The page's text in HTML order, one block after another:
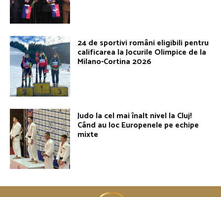
24 de sportivi români eligibili pentru
calificarea la Jocurile Olimpice de la
Milano-Cortina 2026
Judo la cel mai înalt nivel la Cluj!
Când au loc Europenele pe echipe
mixte